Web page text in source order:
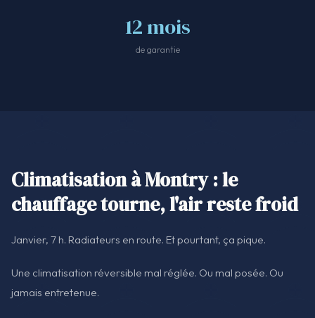
12 mois
de garantie
Climatisation à Montry : le
chauffage tourne, l'air reste froid
Janvier, 7 h. Radiateurs en route. Et pourtant, ça pique.
Une climatisation réversible mal réglée. Ou mal posée. Ou
jamais entretenue.